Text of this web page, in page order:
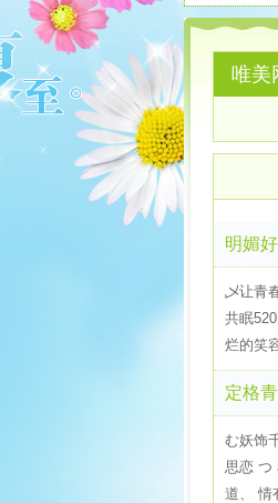
唯美
明媚
乄让青
共眠
烂的笑
定格
む妖饰
思恋 つ
道、 情